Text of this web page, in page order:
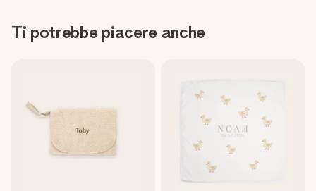
Ti potrebbe piacere anche